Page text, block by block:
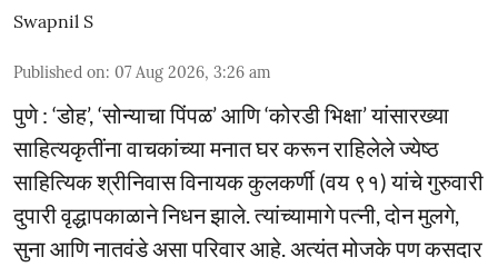
Swapnil S
Published on: 07 Aug 2026, 3:26 am
पुणे : ‘डोह’, ‘सोन्याचा पिंपळ’ आणि ‘कोरडी भिक्षा’ यांसारख्या
साहित्यकृतींना वाचकांच्या मनात घर करून राहिलेले ज्येष्ठ
साहित्यिक श्रीनिवास विनायक कुलकर्णी (वय ९१) यांचे गुरुवारी
दुपारी वृद्धापकाळाने निधन झाले. त्यांच्यामागे पत्नी, दोन मुलगे,
सुना आणि नातवंडे असा परिवार आहे. अत्यंत मोजके पण कसदार